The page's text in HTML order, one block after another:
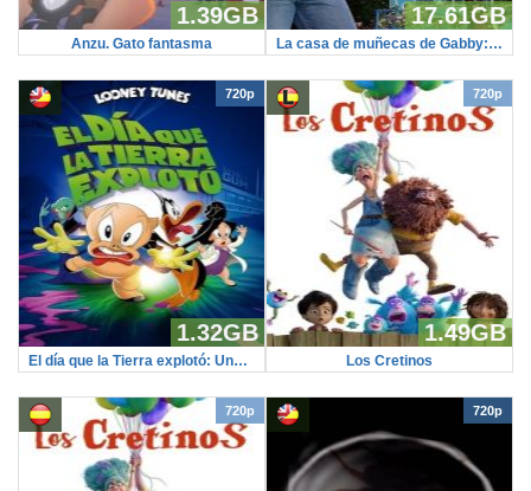
1.39GB
Anzu. Gato fantasma
17.61GB
La casa de muñecas de Gabby: La película
720p
1.32GB
El día que la Tierra explotó: Una película de los Looney Tunes
720p
1.49GB
Los Cretinos
720p 720p